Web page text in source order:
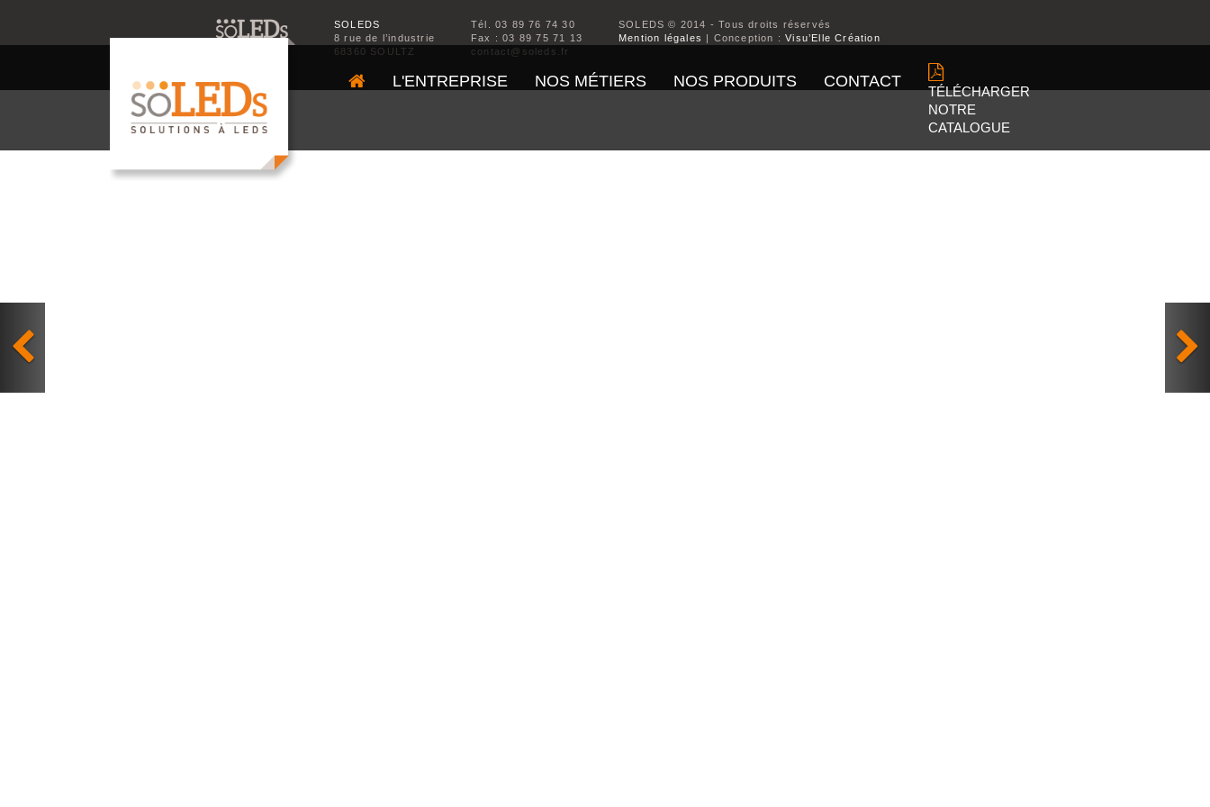
L'ENTREPRISE NOS MÉTIERS NOS PRODUITS CONTACT
TÉLÉCHARGER
NOTRE
CATALOGUE
SOLEDS
8 rue de l’industrie
68360 SOULTZ
Tél. 03 89 76 74 30
Fax : 03 89 75 71 13
contact@soleds.fr
SOLEDS © 2014 - Tous droits réservés
Mention légales | Conception :Visu’Elle Création